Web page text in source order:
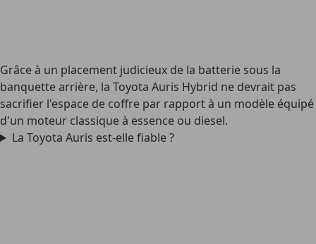
Grâce à un placement judicieux de la batterie sous la
banquette arrière, la Toyota Auris Hybrid ne devrait pas
sacrifier l'espace de coffre par rapport à un modèle équipé
d'un moteur classique à essence ou diesel.
La Toyota Auris est-elle fiable ?